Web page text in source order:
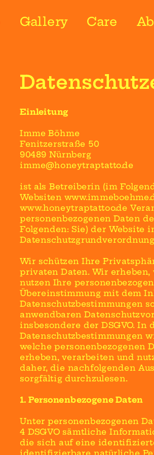
Gallery Care
Einleitung
Imme Böhme
Fenitzerstraße 50
90489 Nürnberg
imme@honeytraptatto.de
ist als Betreiberin (im
Websiten
www.honeytraptattoo.de
personenbezogenen Daten
Folgenden: Sie) der Website
Datenschutzgrundverordnung
Wir schützen Ihre
privaten Daten. Wir
nutzen Ihre
Übereinstimmung mit dem
Datenschutzbestimmungen
anwendbaren
insbesondere der DSGVO. In
Datenschutzbestimmungen
welche personenbezogenen
erheben, verarbeiten und
daher, die nachfolgenden
sorgfältig durchzulesen.
1. Personenbezogene Daten
Unter personenbezogenen
4 DSGVO sämtliche
die sich auf eine
identifizierbare natürliche